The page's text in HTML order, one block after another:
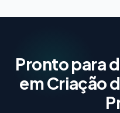
Pronto para
em Criação